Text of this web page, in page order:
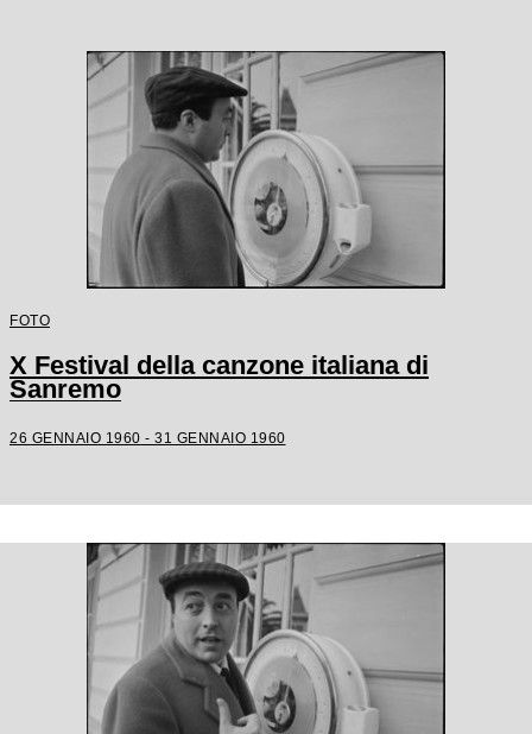
FOTO
X Festival della canzone italiana di
Sanremo
26 GENNAIO 1960 - 31 GENNAIO 1960